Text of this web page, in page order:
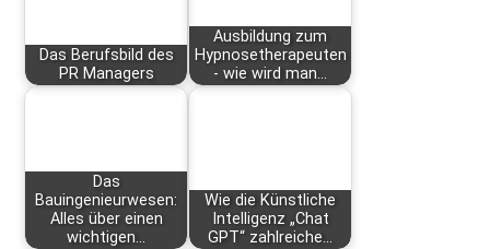
Das Berufsbild des
PR Managers
Ausbildung zum
Hypnosetherapeuten
- wie wird man…
Das
Bauingenieurwesen:
Alles über einen
wichtigen…
Wie die Künstliche
Intelligenz „Chat
GPT“ zahlreiche…